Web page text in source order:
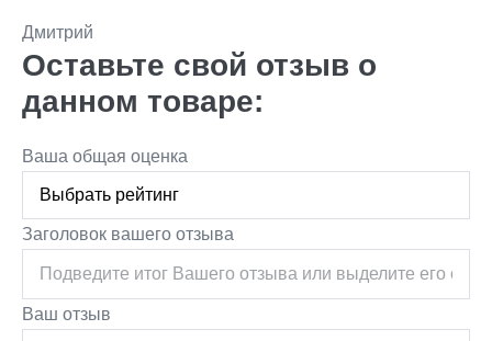
Дмитрий
Оставьте свой отзыв о
данном товаре:
Ваша общая оценка
Заголовок вашего отзыва
Ваш отзыв